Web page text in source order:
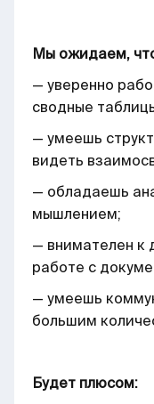
Мы ожидаем,
— уверенно
сводные
— умеешь
видеть
— обладаешь
мышлением;
— внимателен к
работе с
— умеешь
большим
Будет плюсом: